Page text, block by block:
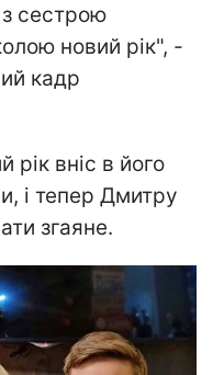
з сестрою
новий рік", -
кадр
рік вніс в його
і тепер Дмитру
згаяне.